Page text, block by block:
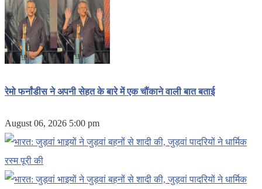
रेमो फर्नांडीस ने अपनी सेहत के बारे में एक चौंकाने वाली बात बताई
August 06, 2026 5:00 pm